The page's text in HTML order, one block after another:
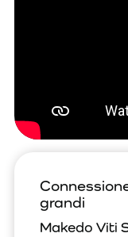
grandi
Makedo Viti